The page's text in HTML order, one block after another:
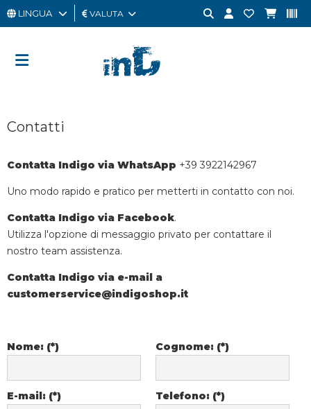
UOMO
CARD
LINGUA VALUTA
Contatti
Contatta Indigo via WhatsApp +39 3922142967
Uno modo rapido e pratico per metterti in contatto con noi.
Contatta Indigo via Facebook.
Utilizza l'opzione di messaggio privato per contattare il
nostro team assistenza.
Contatta Indigo via e-mail a
customerservice@indigoshop.it
Nome: (*) Cognome: (*)
E-mail: (*) Telefono: (*)